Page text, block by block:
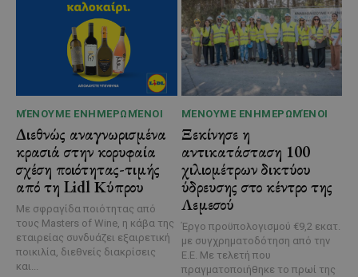
ΜΈΝΟΥΜΕ ΕΝΗΜΕΡΩΜΈΝΟΙ
Διεθνώς αναγνωρισμένα
κρασιά στην κορυφαία
σχέση ποιότητας-τιμής
από τη Lidl Κύπρου
Με σφραγίδα ποιότητας από
τους Masters of Wine, η κάβα της
εταιρείας συνδυάζει εξαιρετική
ποικιλία, διεθνείς διακρίσεις
και...
ΜΈΝΟΥΜΕ ΕΝΗΜΕΡΩΜΈΝΟΙ
Ξεκίνησε η
αντικατάσταση 100
χιλιομέτρων δικτύου
ύδρευσης στο κέντρο της
Λεμεσού
Έργο προϋπολογισμού €9,2 εκατ.
με συγχρηματοδότηση από την
Ε.Ε. Με τελετή που
πραγματοποιήθηκε το πρωί της